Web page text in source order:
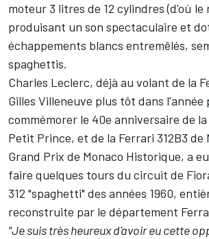
moteur 3 litres de 12 cylindres (d'où le
produisant un son spectaculaire et
échappements blancs entremêlés,
spaghettis.
Charles Leclerc, déjà au volant de la
Gilles Villeneuve plus tôt dans l'année
commémorer le 40e anniversaire de
Petit Prince, et de la Ferrari 312B3 de
Grand Prix de Monaco Historique, a
faire quelques tours du circuit de
312 "spaghetti" des années 1960,
reconstruite par le département
"Je suis très heureux d'avoir eu cette